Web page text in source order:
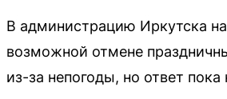
В администрацию Иркутска
возможной отмене
из-за непогоды, но ответ пока